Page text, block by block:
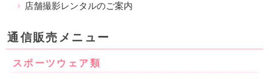
店舗撮影レンタルのご案内
通信販売メニュー
スポーツウェア類